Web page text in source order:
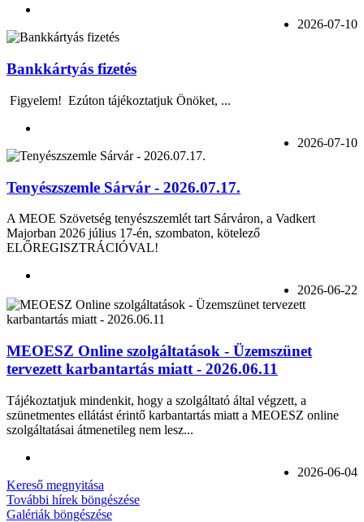
2026-07-10
Bankkártyás fizetés
Figyelem! Ezúton tájékoztatjuk Önöket, ...
2026-07-10
Tenyészszemle Sárvár - 2026.07.17.
A MEOE Szövetség tenyészszemlét tart Sárváron, a Vadkert
Majorban 2026 július 17-én, szombaton, kötelező
ELŐREGISZTRÁCIÓVAL!
2026-06-22
MEOESZ Online szolgáltatások - Üzemszünet
tervezett karbantartás miatt - 2026.06.11
Tájékoztatjuk mindenkit, hogy a szolgáltató által végzett, a
szünetmentes ellátást érintő karbantartás miatt a MEOESZ online
szolgáltatásai átmenetileg nem lesz...
2026-06-04
Kereső megnyitása
További hírek böngészése
Galériák böngészése